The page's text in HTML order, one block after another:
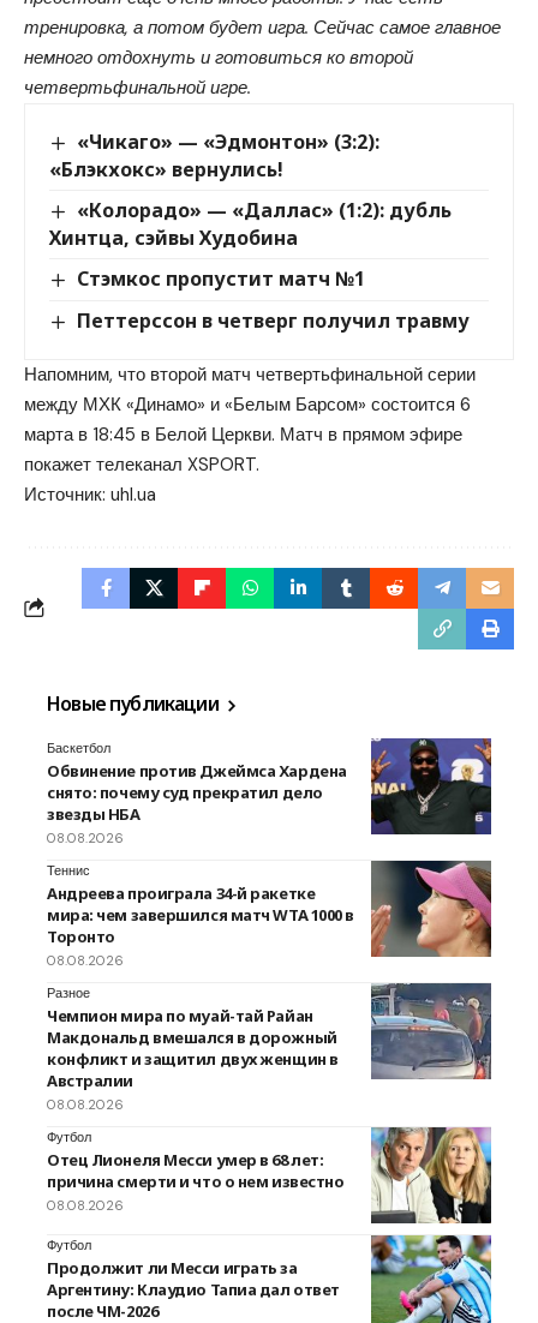
тренировка, а потом будет игра. Сейчас самое главное
немного отдохнуть и готовиться ко второй
четвертьфинальной игре.
«Чикаго» — «Эдмонтон» (3:2):
«Блэкхокс» вернулись!
«Колорадо» — «Даллас» (1:2): дубль
Хинтца, сэйвы Худобина
Стэмкос пропустит матч №1
Петтерссон в четверг получил травму
Напомним, что второй матч четвертьфинальной серии
между МХК «Динамо» и «Белым Барсом» состоится 6
марта в 18:45 в Белой Церкви. Матч в прямом эфире
покажет телеканал XSPORT.
Источник: uhl.ua
Новые публикации
Баскетбол
Обвинение против Джеймса Хардена
снято: почему суд прекратил дело
звезды НБА
08.08.2026
Теннис
Андреева проиграла 34-й ракетке
мира: чем завершился матч WTA 1000 в
Торонто
08.08.2026
Разное
Чемпион мира по муай-тай Райан
Макдональд вмешался в дорожный
конфликт и защитил двух женщин в
Австралии
08.08.2026
Футбол
Отец Лионеля Месси умер в 68 лет:
причина смерти и что о нем известно
08.08.2026
Футбол
Продолжит ли Месси играть за
Аргентину: Клаудио Тапиа дал ответ
после ЧМ-2026